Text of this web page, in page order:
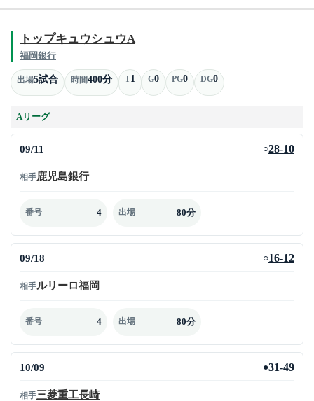
トップキュウシュウA
福岡銀行
出場5試合 時間400分 T1 G0 PG0 DG0
Aリーグ
09/11 ○28-10
相手鹿児島銀行
番号 4 出場 80分
09/18 ○16-12
相手ルリーロ福岡
番号 4 出場 80分
10/09 ●31-49
相手三菱重工長崎